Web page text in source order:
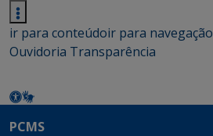
ir para conteúdoir para navegação
Ouvidoria Transparência
PCMS